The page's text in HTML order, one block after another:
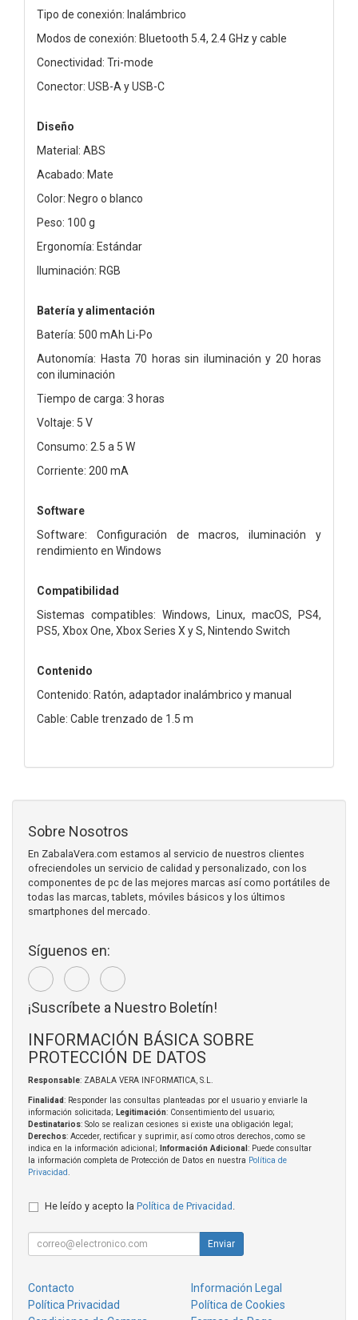
Tipo de conexión: Inalámbrico
Modos de conexión: Bluetooth 5.4, 2.4 GHz y cable
Conectividad: Tri-mode
Conector: USB-A y USB-C
Diseño
Material: ABS
Acabado: Mate
Color: Negro o blanco
Peso: 100 g
Ergonomía: Estándar
Iluminación: RGB
Batería y alimentación
Batería: 500 mAh Li-Po
Autonomía: Hasta 70 horas sin iluminación y 20 horas
con iluminación
Tiempo de carga: 3 horas
Voltaje: 5 V
Consumo: 2.5 a 5 W
Corriente: 200 mA
Software
Software: Configuración de macros, iluminación y
rendimiento en Windows
Compatibilidad
Sistemas compatibles: Windows, Linux, macOS, PS4,
PS5, Xbox One, Xbox Series X y S, Nintendo Switch
Contenido
Contenido: Ratón, adaptador inalámbrico y manual
Cable: Cable trenzado de 1.5 m
Sobre Nosotros
En ZabalaVera.com estamos al servicio de nuestros clientes
ofreciendoles un servicio de calidad y personalizado, con los
componentes de pc de las mejores marcas así como portátiles de
todas las marcas, tablets, móviles básicos y los últimos
smartphones del mercado.
Síguenos en:
¡Suscríbete a Nuestro Boletín!
INFORMACIÓN BÁSICA SOBRE
PROTECCIÓN DE DATOS
Responsable: ZABALA VERA INFORMATICA, S.L.
Finalidad: Responder las consultas planteadas por el usuario y enviarle la
información solicitada; Legitimación: Consentimiento del usuario;
Destinatarios: Solo se realizan cesiones si existe una obligación legal;
Derechos: Acceder, rectificar y suprimir, así como otros derechos, como se
indica en la información adicional;
Información Adicional : Puede consultar
la información completa de Protección de Datos en nuestra Política de
Privacidad
He leído y acepto la Política de Privacidad
Enviar
Contacto
Información Legal
Política Privacidad
Política de Cookies